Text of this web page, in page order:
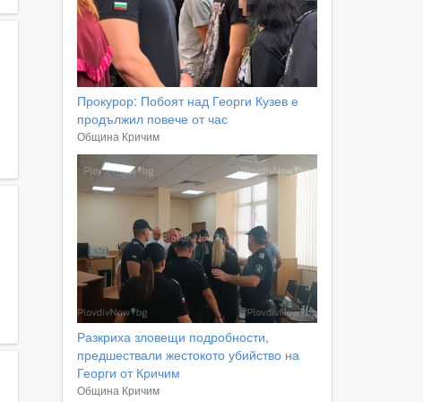
Прокурор: Побоят над Георги Кузев е
продължил повече от час
Община Кричим
Разкриха зловещи подробности,
предшествали жестокото убийство на
Георги от Кричим
Община Кричим